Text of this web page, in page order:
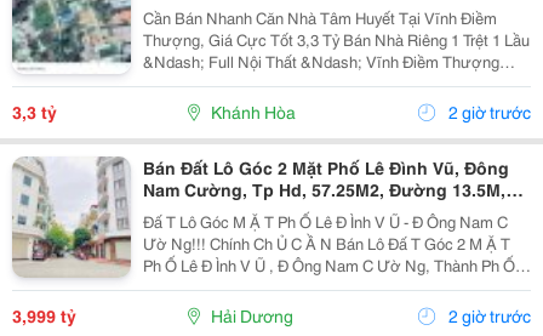
Cần Bán Nhanh Căn Nhà Tâm Huyết Tại Vĩnh Điềm
Thượng, Giá Cực Tốt 3,3 Tỷ Bán Nhà Riêng 1 Trệt 1 Lầu
&Ndash; Full Nội Thất &Ndash; Vĩnh Điềm Thượng
&Ndash; Gần 23/10 Vị Trí: Thôn Vĩnh Điềm Thượng,
Cách Đường 23/10 Chỉ 50M Hẻm Thông Thoáng, Kết...
3,3 tỷ Khánh Hòa 2 giờ trước
Bán Đất Lô Góc 2 Mặt Phố Lê Đình Vũ, Đông
Nam Cường, Tp Hd, 57.25M2, Đường 13.5M,
3.X Tỷ
Đấ T Lô Góc M Ặ T Ph Ố Lê Đ Ình V Ũ - Đ Ông Nam C
Ườ Ng!!! Chính Ch Ủ C Ầ N Bán Lô Đấ T Góc 2 M Ặ T
Ph Ố Lê Đ Ình V Ũ , Đ Ông Nam C Ườ Ng, Thành Ph Ố H
Ả I D Ươ Ng - Di Ệ N Tích 57.25M2, H Ướ Ng Tây, Tây B
3,999 tỷ Hải Dương 2 giờ trước